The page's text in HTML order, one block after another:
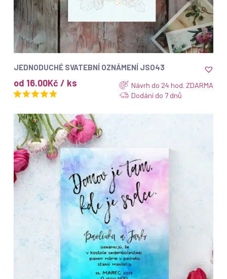
ZOBRAZIT
JEDNODUCHÉ SVATEBNÍ OZNÁMENÍ JSO43
od 16.00Kč / ks
Návrh do 24 hod. ZDARMA
Dodání do 7 dnů